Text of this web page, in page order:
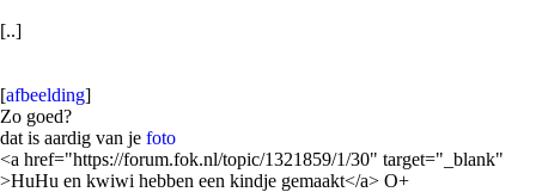
[..]
[afbeelding]
Zo goed?
dat is aardig van je foto
<a href="https://forum.fok.nl/topic/1321859/1/30" target="_blank"
>HuHu en kwiwi hebben een kindje gemaakt</a> O+